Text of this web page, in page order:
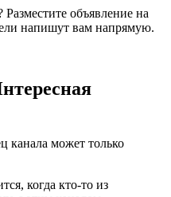
объявление на
напишут вам напрямую.
канала может только
когда кто-то из